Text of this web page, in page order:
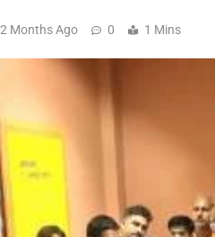
Months Ago 0 1 Mins